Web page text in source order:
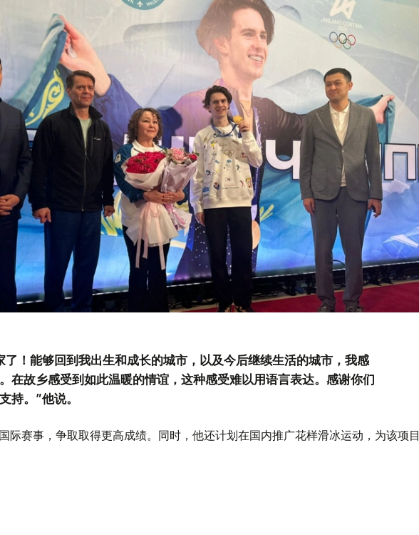
了！能够回到我出生和成长的城市，以及今后继续生活的城市，我感
在故乡感受到如此温暖的情谊，这种感受难以用语言表达。感谢你们
持。”他说。
际赛事，争取取得更高成绩。同时，他还计划在国内推广花样滑冰运动，为该项目